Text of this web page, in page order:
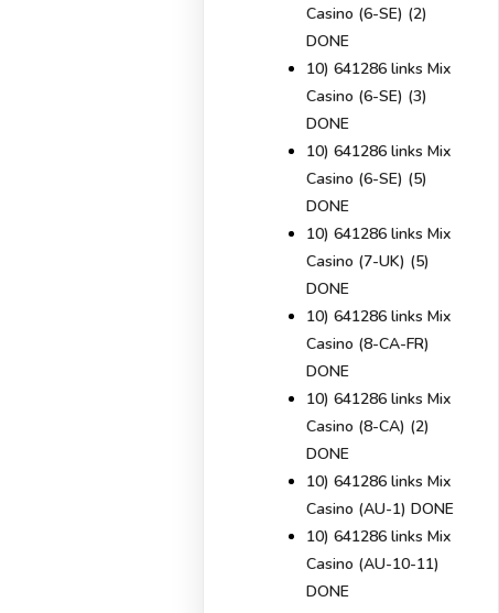
Casino (6-SE) (2)
DONE
10) 641286 links Mix
Casino (6-SE) (3)
DONE
10) 641286 links Mix
Casino (6-SE) (5)
DONE
10) 641286 links Mix
Casino (7-UK) (5)
DONE
10) 641286 links Mix
Casino (8-CA-FR)
DONE
10) 641286 links Mix
Casino (8-CA) (2)
DONE
10) 641286 links Mix
Casino (AU-1) DONE
10) 641286 links Mix
Casino (AU-10-11)
DONE